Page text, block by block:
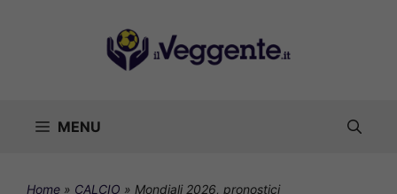
MENU
Home » CALCIO » Mondiali 2026, pronostici